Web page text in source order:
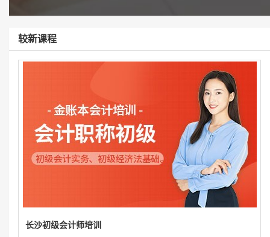
较新课程
长沙初级会计师培训